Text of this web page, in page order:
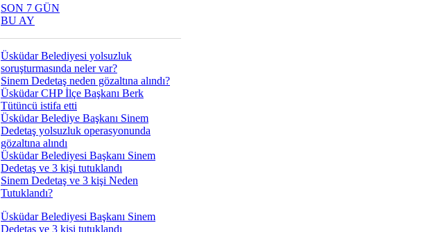
SON 7 GÜN
BU AY
Üsküdar Belediyesi yolsuzluk
soruşturmasında neler var?
Sinem Dedetaş neden gözaltına alındı?
Üsküdar CHP İlçe Başkanı Berk
Tütüncü istifa etti
Üsküdar Belediye Başkanı Sinem
Dedetaş yolsuzluk operasyonunda
gözaltına alındı
Üsküdar Belediyesi Başkanı Sinem
Dedetaş ve 3 kişi tutuklandı
Sinem Dedetaş ve 3 kişi Neden
Tutuklandı?
Üsküdar Belediyesi Başkanı Sinem
Dedetaş ve 3 kişi tutuklandı